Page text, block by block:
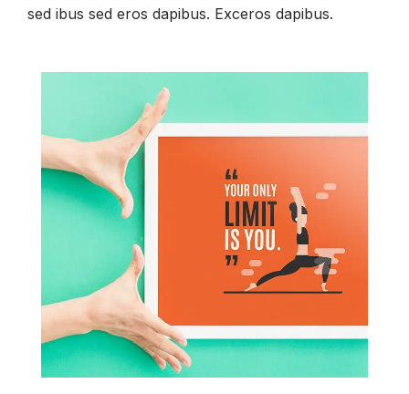
sed ibus sed eros dapibus. Exceros dapibus.